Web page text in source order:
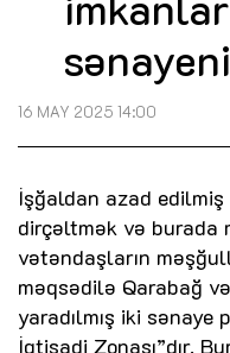
16 MAY 2025 14:00
İşğaldan azad
dirçəltmək və burada
vətəndaşların
məqsədilə Qarabağ
yaradılmış iki sənaye
İqtisadi Zonası”dır.